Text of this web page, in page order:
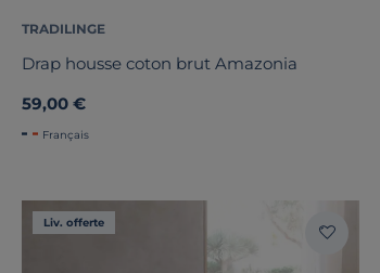
TRADILINGE
Drap housse coton brut Amazonia
59,00 €
Français
Liv. offerte